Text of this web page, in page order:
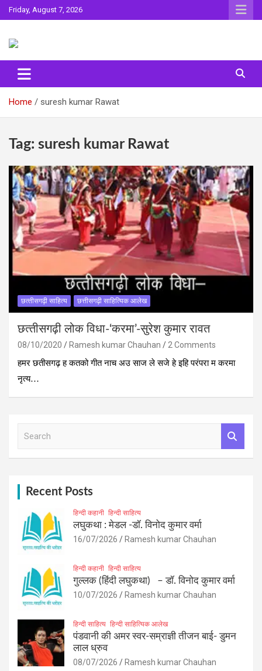
Skip
to
Friday, August 7, 2026
Surta
Home suresh kumar Rawat
Tag: suresh kumar Rawat
छत्‍तीसगढ़ी साहित्‍य छत्तीसगढ़ी साहित्यिक आलेख
छत्‍तीसगढ़ी लोक विधा-‘करमा’-सुरेश कुमार रावत
08/10/2020 Ramesh kumar Chauhan
2 Comments
हमर छतीसगढ़ ह कतको गीत नाच अउ साज ले सजे हे इहि परंपरा म करमा
नृत्य…
Recent Posts
हिन्दी कहानी हिन्दी साहित्य
लघुकथा : मेडल -डॉ. विनोद कुमार वर्मा
16/07/2026 Ramesh kumar Chauhan
हिन्दी कहानी हिन्दी साहित्य
गुल्लक (हिंदी लघुकथा) – डॉ. विनोद कुमार वर्मा
10/07/2026 Ramesh kumar Chauhan
हिन्दी साहित्य हिन्दी साहित्यिक आलेख
पंडवानी की अमर स्वर-सम्राज्ञी तीजन बाई- डुमन
लाल ध्रुव
08/07/2026 Ramesh kumar Chauhan